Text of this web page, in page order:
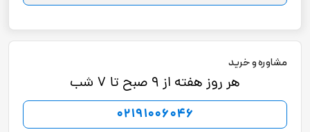
مشاوره و خرید
هر روز هفته از 9 صبح تا 7 شب
02191006046